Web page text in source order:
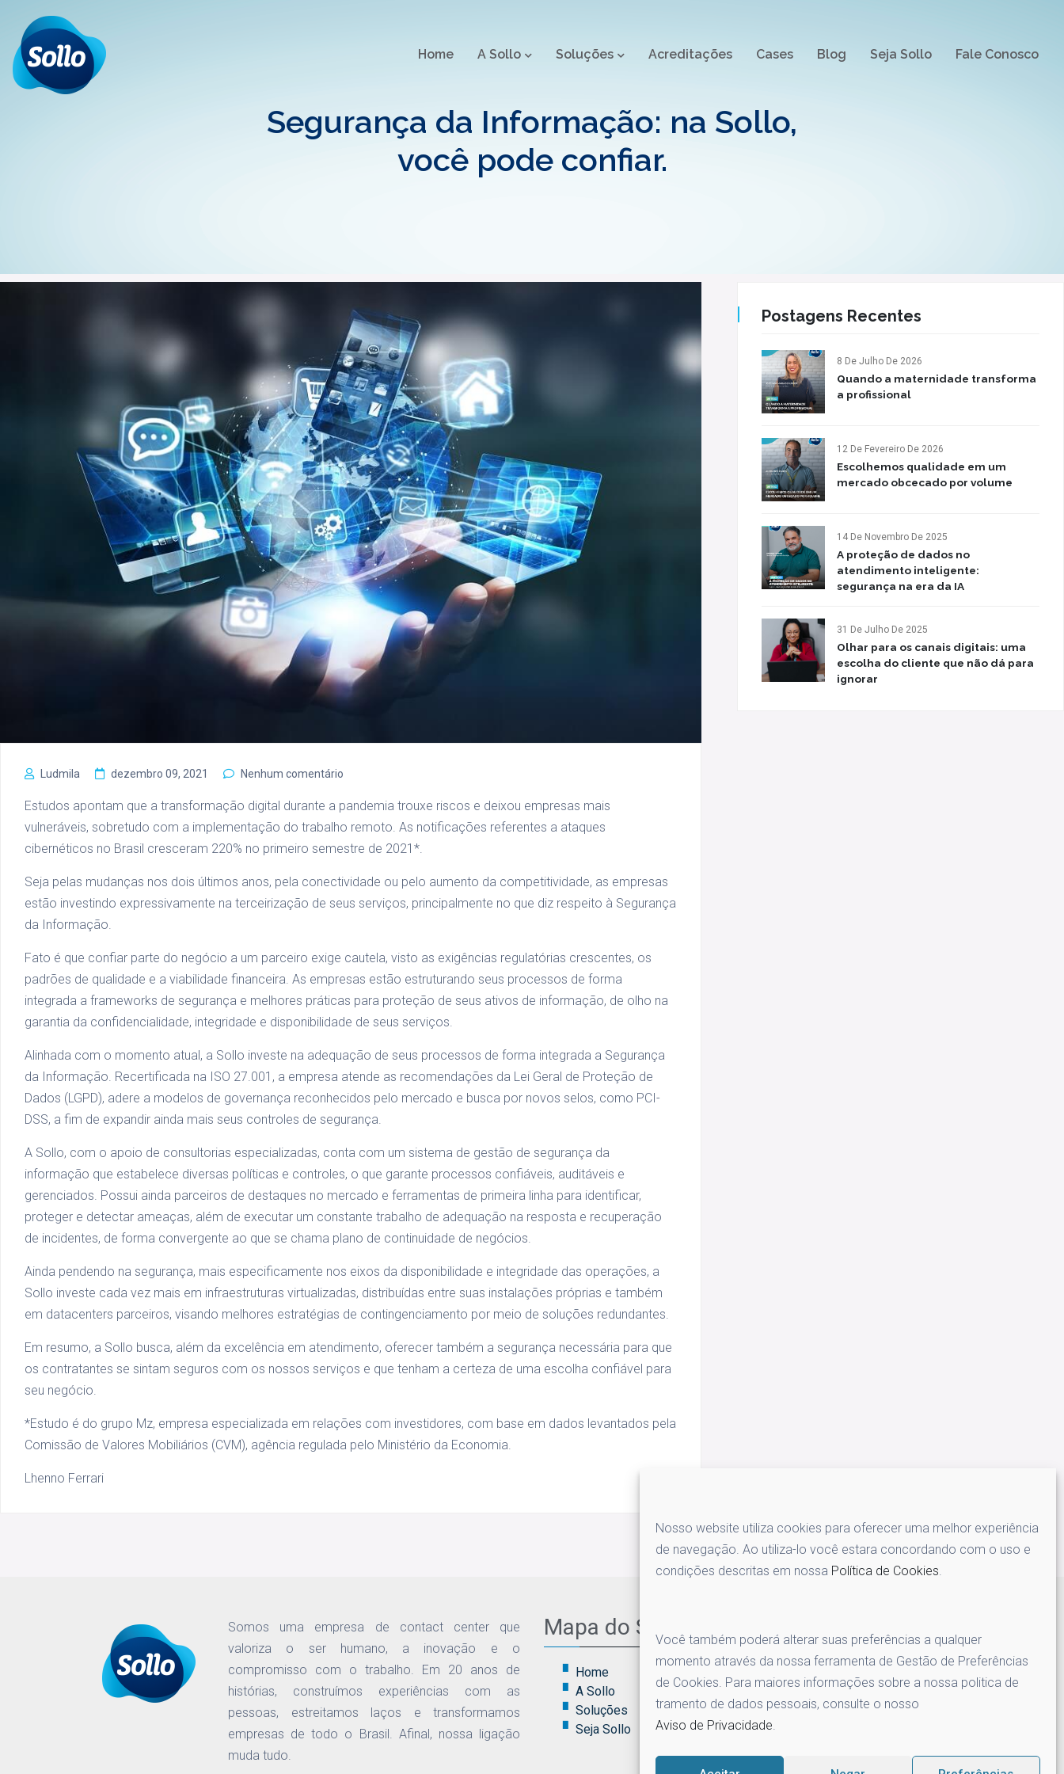
Nosso website utiliza cookies para oferecer uma melhor experiência
de navegação. Ao utiliza-lo você estara concordando com o uso e
condições descritas em nossa Política de Cookies.
Você também poderá alterar suas preferências a qualquer
momento através da nossa ferramenta de Gestão de Preferências
de Cookies. Para maiores informações sobre a nossa politica de
tramento de dados pessoais, consulte o nosso
Aviso de Privacidade.
Home A Sollo Soluções Acreditações Cases Blog Seja Sollo Fale Conosco
Segurança da Informação: na Sollo,
você pode confiar.
Ludmila dezembro 09, 2021 Nenhum comentário
Estudos apontam que a transformação digital durante a pandemia trouxe riscos e deixou empresas mais
vulneráveis, sobretudo com a implementação do trabalho remoto. As notificações referentes a ataques
cibernéticos no Brasil cresceram 220% no primeiro semestre de 2021*.
Seja pelas mudanças nos dois últimos anos, pela conectividade ou pelo aumento da competitividade, as empresas
estão investindo expressivamente na terceirização de seus serviços, principalmente no que diz respeito à Segurança
da Informação.
Fato é que confiar parte do negócio a um parceiro exige cautela, visto as exigências regulatórias crescentes, os
padrões de qualidade e a viabilidade financeira. As empresas estão estruturando seus processos de forma
integrada a frameworks de segurança e melhores práticas para proteção de seus ativos de informação, de olho na
garantia da confidencialidade, integridade e disponibilidade de seus serviços.
Alinhada com o momento atual, a Sollo investe na adequação de seus processos de forma integrada a Segurança
da Informação. Recertificada na ISO 27.001, a empresa atende as recomendações da Lei Geral de Proteção de
Dados (LGPD), adere a modelos de governança reconhecidos pelo mercado e busca por novos selos, como PCI-
DSS, a fim de expandir ainda mais seus controles de segurança.
A Sollo, com o apoio de consultorias especializadas, conta com um sistema de gestão de segurança da
informação que estabelece diversas políticas e controles, o que garante processos confiáveis, auditáveis e
gerenciados. Possui ainda parceiros de destaques no mercado e ferramentas de primeira linha para identificar,
proteger e detectar ameaças, além de executar um constante trabalho de adequação na resposta e recuperação
de incidentes, de forma convergente ao que se chama plano de continuidade de negócios.
Ainda pendendo na segurança, mais especificamente nos eixos da disponibilidade e integridade das operações, a
Sollo investe cada vez mais em infraestruturas virtualizadas, distribuídas entre suas instalações próprias e também
em datacenters parceiros, visando melhores estratégias de contingenciamento por meio de soluções redundantes.
Em resumo, a Sollo busca, além da excelência em atendimento, oferecer também a segurança necessária para que
os contratantes se sintam seguros com os nossos serviços e que tenham a certeza de uma escolha confiável para
seu negócio.
*Estudo é do grupo Mz, empresa especializada em relações com investidores, com base em dados levantados pela
Comissão de Valores Mobiliários (CVM), agência regulada pelo Ministério da Economia.
Lhenno Ferrari
Postagens Recentes
8 De Julho De 2026
Quando a maternidade transforma
a profissional
12 De Fevereiro De 2026
Escolhemos qualidade em um
mercado obcecado por volume
14 De Novembro De 2025
A proteção de dados no
atendimento inteligente:
segurança na era da IA
31 De Julho De 2025
Olhar para os canais digitais: uma
escolha do cliente que não dá para
ignorar
Somos uma empresa de contact center que
valoriza o ser humano, a inovação e o
compromisso com o trabalho. Em 20 anos de
histórias, construímos experiências com as
pessoas, estreitamos laços e transformamos
empresas de todo o Brasil. Afinal, nossa ligação
muda tudo.
Mapa do Site
Home
A Sollo
Soluções
Seja Sollo